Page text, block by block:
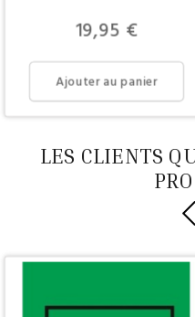
Prix
19,95 €
Ajouter au panier
LES CLIENTS